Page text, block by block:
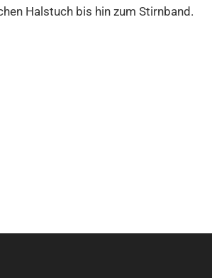
Halstuch bis hin zum Stirnband.